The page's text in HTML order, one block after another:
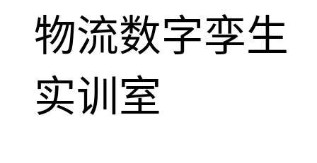
物流数字孪生
实训室